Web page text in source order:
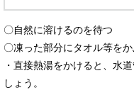
〇自然に溶けるのを待つ
〇凍った部分にタオル等を
・直接熱湯をかけると、水
しょう。